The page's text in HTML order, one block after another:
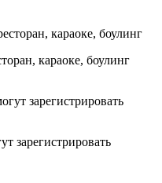
караоке, боулинг
зарегистрировать